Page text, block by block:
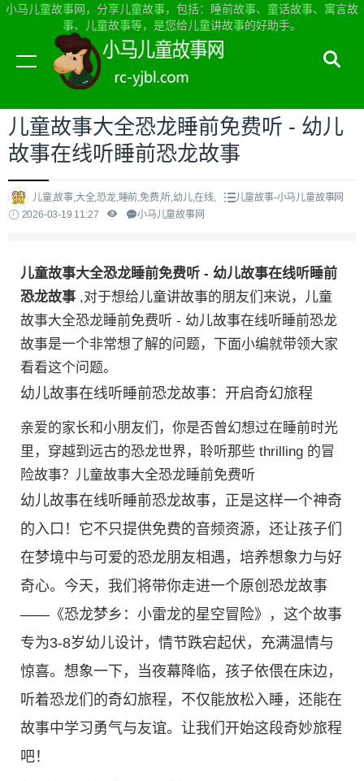
小马儿童故事网，分享儿童故事，包括：睡前故事、童话故事、寓言故
事、儿童故事等，是您给儿童讲故事的好助手。
当前位置：小马儿童故事网首页>儿童故事
儿童故事大全恐龙睡前免费听 - 幼儿
故事在线听睡前恐龙故事
儿童,故事,大全,恐龙,睡前,免费,听,幼儿,在线,
儿童故事-小马儿童故事网
2026-03-19 11:27
小马儿童故事网
儿童故事大全恐龙睡前免费听 - 幼儿故事在线听睡前
恐龙故事 ,对于想给儿童讲故事的朋友们来说，儿童
故事大全恐龙睡前免费听 - 幼儿故事在线听睡前恐龙
故事是一个非常想了解的问题，下面小编就带领大家
看看这个问题。
幼儿故事在线听睡前恐龙故事：开启奇幻旅程
亲爱的家长和小朋友们，你是否曾幻想过在睡前时光
里，穿越到远古的恐龙世界，聆听那些 thrilling 的冒
险故事？儿童故事大全恐龙睡前免费听
幼儿故事在线听睡前恐龙故事，正是这样一个神奇
的入口！它不只提供免费的音频资源，还让孩子们
在梦境中与可爱的恐龙朋友相遇，培养想象力与好
奇心。今天，我们将带你走进一个原创恐龙故事
——《恐龙梦乡：小雷龙的星空冒险》，这个故事
专为3-8岁幼儿设计，情节跌宕起伏，充满温情与
惊喜。想象一下，当夜幕降临，孩子依偎在床边，
听着恐龙们的奇幻旅程，不仅能放松入睡，还能在
故事中学习勇气与友谊。让我们开始这段奇妙旅程
吧！